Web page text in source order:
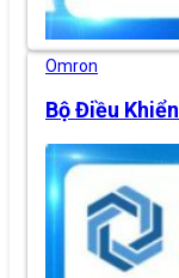
Omron
Bộ Điều